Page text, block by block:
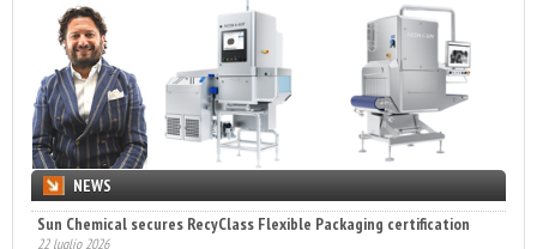
NEWS
Sun Chemical secures RecyClass Flexible Packaging certification
22 luglio 2026